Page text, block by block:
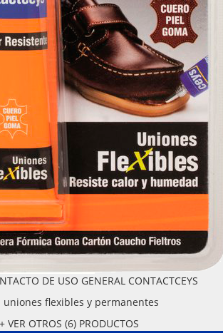
DE USO GENERAL CONTACTCEYS
uniones flexibles y permanentes
+ VER OTROS (6) PRODUCTOS